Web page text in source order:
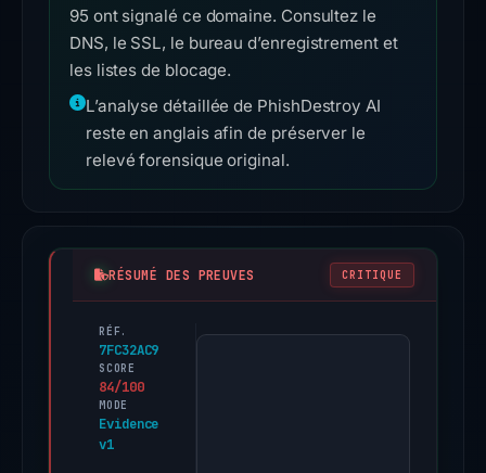
95 ont signalé ce domaine. Consultez le
DNS, le SSL, le bureau d’enregistrement et
les listes de blocage.
L’analyse détaillée de PhishDestroy AI
reste en anglais afin de préserver le
relevé forensique original.
RÉSUMÉ DES PREUVES CRITIQUE
RÉF.
7FC32AC9
SCORE
84/100
MODE
Evidence
v1
PhishDestroy